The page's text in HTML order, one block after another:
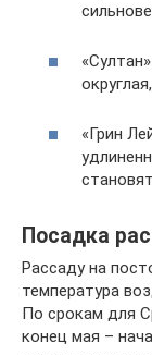
«Грин
Посадка
Рассаду на
температура
По срокам для
конец мая –